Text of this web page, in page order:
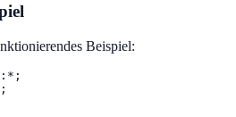
Beispiel: